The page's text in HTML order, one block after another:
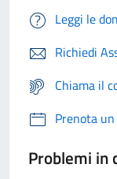
Leggi le
Richiedi
Chiama il
Prenota
Problemi in